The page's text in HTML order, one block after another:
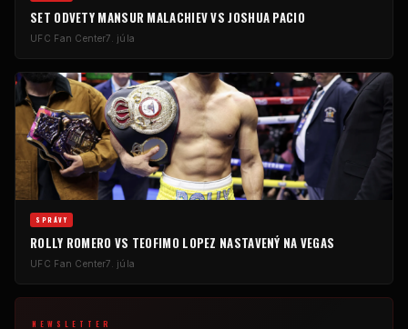
SET ODVETY MANSUR MALACHIEV VS JOSHUA PACIO
UFC Fan Center7. júla
SPRÁVY
ROLLY ROMERO VS TEOFIMO LOPEZ NASTAVENÝ NA VEGAS
UFC Fan Center7. júla
NEWSLETTER